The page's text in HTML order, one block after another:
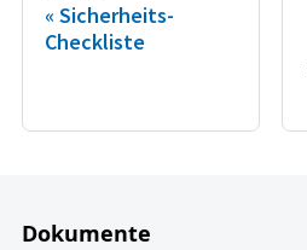
Sicherheits-
Checkliste
Dokumente